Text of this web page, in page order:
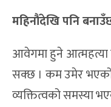
महिनौंदेखि पनि
आवेगमा हुने आत्महत्या
सक्छ । कम उमेर भएको
व्यक्तित्वको समस्या